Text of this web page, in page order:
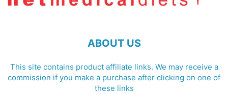
ABOUT US
This site contains product affiliate links. We may receive a
commission if you make a purchase after clicking on one of
these links